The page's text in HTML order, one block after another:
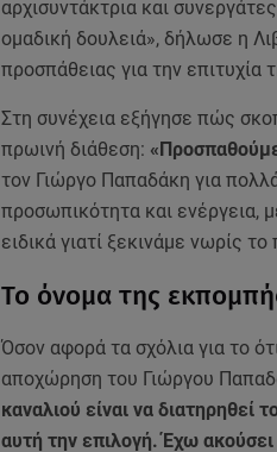
αρχισυντάκτρια και
ομαδική δουλειά», δήλωσε η
προσπάθειας για την επιτυχία
Στη συνέχεια εξήγησε πώς
πρωινή διάθεση:
τον Γιώργο Παπαδάκη για
προσωπικότητα και ενέργεια,
ειδικά γιατί ξεκινάμε νωρίς το
Το όνομα της
Όσον αφορά τα σχόλια για το
αποχώρηση του Γιώργου
καναλιού είναι να διατηρηθεί
αυτή την επιλογή. Έχω